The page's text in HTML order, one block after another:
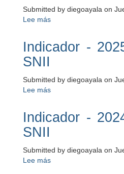
Académica
Submitted by diegoayala on
Lee más
2026
SNII
Indicador -
SNII
Submitted by diegoayala on
Lee más
2025
SNII
Indicador -
SNII
Submitted by diegoayala on
Lee más